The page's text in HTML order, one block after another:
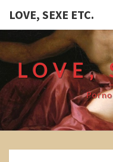
LOVE, SEXE ETC.
LOVE,